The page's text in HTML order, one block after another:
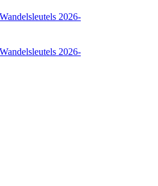
2026-
2026-